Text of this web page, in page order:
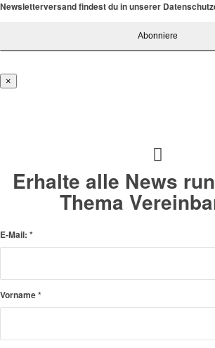
Newsletterversand findest du in unserer
×
Erhalte alle News
Thema
E-Mail: *
Vorname*